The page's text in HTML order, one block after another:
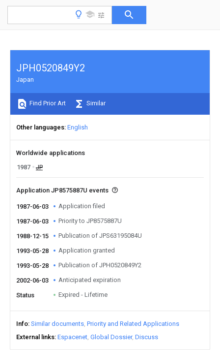
JPH0520849Y2
Japan
Find Prior Art Similar
Other languages English
Worldwide applications
1987
JP
Application JP8575887U events
1987-06-03 Application filed
1987-06-03 Priority to JP8575887U
1988-12-15 Publication of JPS63195084U
1993-05-28 Application granted
1993-05-28 Publication of JPH0520849Y2
2002-06-03 Anticipated expiration
Status Expired - Lifetime
Info Similar documents Priority and Related Applications
External links Espacenet Global Dossier Discuss